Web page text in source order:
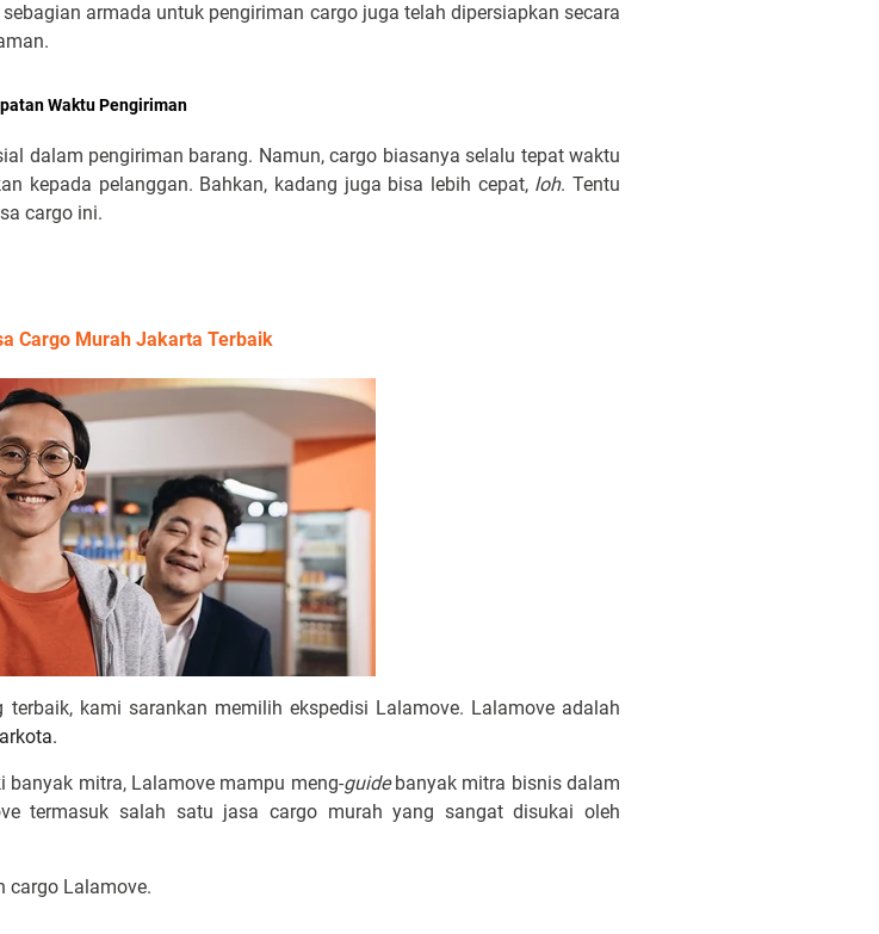
armada untuk pengiriman cargo juga telah dipersiapkan secara
Waktu Pengiriman
dalam pengiriman barang. Namun, cargo biasanya selalu tepat waktu
kepada pelanggan. Bahkan, kadang juga bisa lebih cepat, loh. Tentu
cargo ini.
Cargo Murah Jakarta Terbaik
kami sarankan memilih ekspedisi Lalamove. Lalamove adalah
mitra, Lalamove mampu meng-guidebanyak mitra bisnis dalam
termasuk salah satu jasa cargo murah yang sangat disukai oleh
cargo Lalamove.